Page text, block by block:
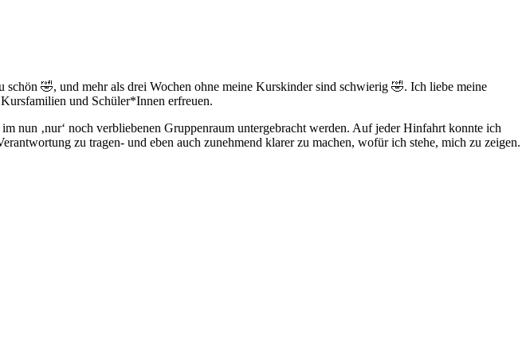
🤣, und mehr als drei Wochen ohne meine Kurskinder sind schwierig 🤣. Ich liebe meine
und Schüler*Innen erfreuen.
nun ‚nur‘ noch verbliebenen Gruppenraum untergebracht werden. Auf jeder Hinfahrt konnte ich
zu tragen- und eben auch zunehmend klarer zu machen, wofür ich stehe, mich zu zeigen.